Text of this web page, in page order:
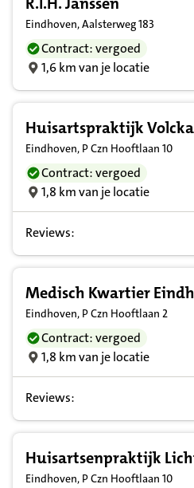
Eindhoven, Aalsterweg 183
Contract: vergoed
1,6 km van je locatie
Huisartspraktijk
Eindhoven, P Czn Hooftlaan 10
Contract: vergoed
1,8 km van je locatie
Reviews:
Medisch Kwartier
Eindhoven, P Czn Hooftlaan 2
Contract: vergoed
1,8 km van je locatie
Reviews:
Huisartsenpraktijk
Eindhoven, P Czn Hooftlaan 10